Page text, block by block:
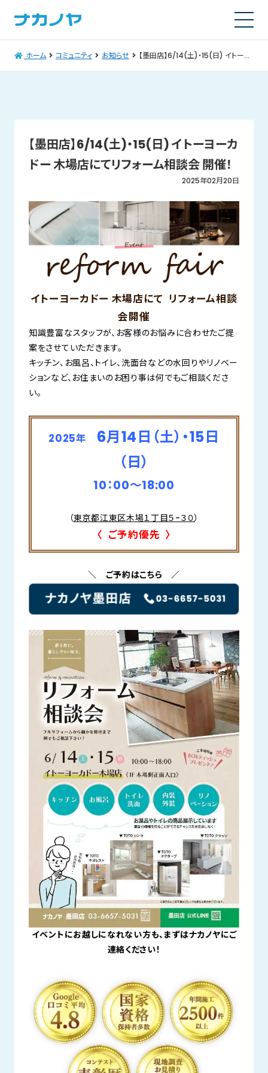
ホーム コミュニティ お知らせ 【墨田店】6/14(土)・15(日) イトーヨーカドー 木場店にてリフォーム相談会 開催！
【墨田店】6/14(土)・15(日) イトーヨーカ
ドー 木場店にてリフォーム相談会 開催！
2025年02月20日
イトーヨーカドー 木場店にて リフォーム相談
会開催
知識豊富なスタッフが、お客様のお悩みに合わせたご提
案をさせていただきます。
キッチン、お風呂、トイレ、洗面台などの水回りやリノベー
ションなど、お住まいのお困り事は何でもご相談くださ
い。
2025年 6月14日（土）・15日
（日）
10：00～18:00
（東京都江東区木場１丁目５−３０）
〈 ご予約優先 〉
＼ ご予約はこちら ／
イベントにお越しになれない方も、まずはナカノヤにご
連絡ください！